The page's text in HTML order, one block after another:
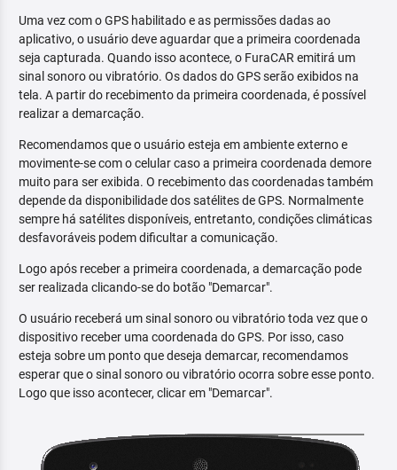
Uma vez com o GPS habilitado e as permissões dadas ao
aplicativo, o usuário deve aguardar que a primeira coordenada
seja capturada. Quando isso acontece, o FuraCAR emitirá um
sinal sonoro ou vibratório. Os dados do GPS serão exibidos na
tela. A partir do recebimento da primeira coordenada, é possível
realizar a demarcação.
Recomendamos que o usuário esteja em ambiente externo e
movimente-se com o celular caso a primeira coordenada demore
muito para ser exibida. O recebimento das coordenadas também
depende da disponibilidade dos satélites de GPS. Normalmente
sempre há satélites disponíveis, entretanto, condições climáticas
desfavoráveis podem dificultar a comunicação.
Logo após receber a primeira coordenada, a demarcação pode
ser realizada clicando-se do botão "Demarcar".
O usuário receberá um sinal sonoro ou vibratório toda vez que o
dispositivo receber uma coordenada do GPS. Por isso, caso
esteja sobre um ponto que deseja demarcar, recomendamos
esperar que o sinal sonoro ou vibratório ocorra sobre esse ponto.
Logo que isso acontecer, clicar em "Demarcar".